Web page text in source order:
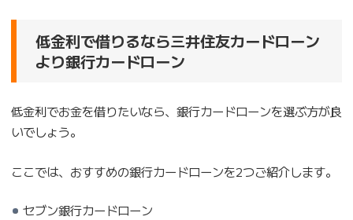
低金利で借りるなら三井住友カードローン
より銀行カードローン
低金利でお金を借りたいなら、銀行カードローンを選ぶ方が良
いでしょう。
ここでは、おすすめの銀行カードローンを2つご紹介します。
セブン銀行カードローン